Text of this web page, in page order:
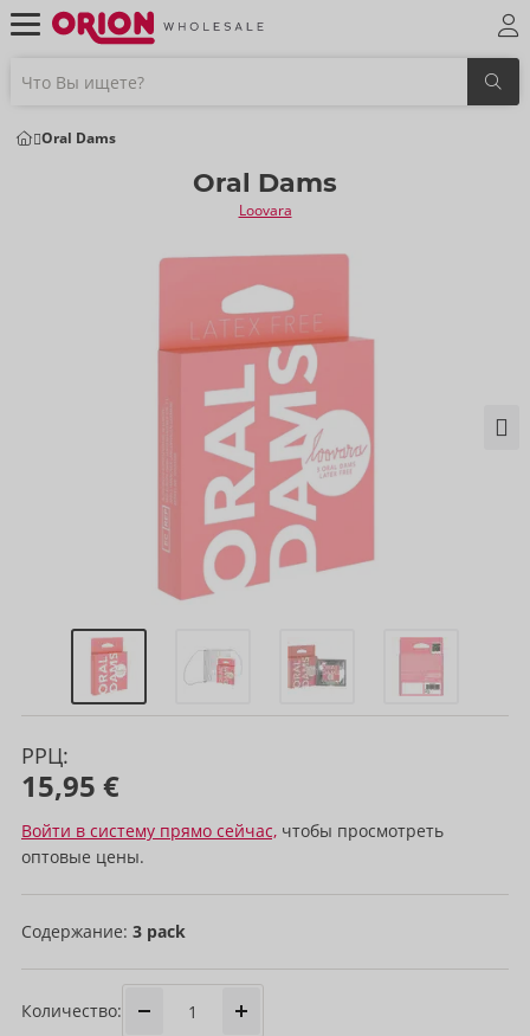
Oral Dams
Oral Dams
Loovara
РРЦ:
15,95 €
Войти в систему прямо сейчас, чтобы просмотреть
оптовые цены.
Содержание: 3 pack
Количество: